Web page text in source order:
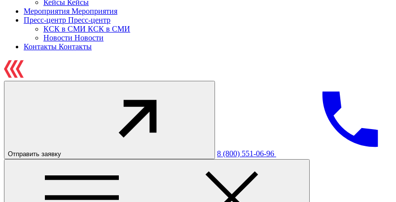
Кейсы Кейсы
Мероприятия Мероприятия
Пресс-центр Пресс-центр
КСК в СМИ КСК в СМИ
Новости Новости
Контакты Контакты
Отправить заявку 8 (800) 551-06-96